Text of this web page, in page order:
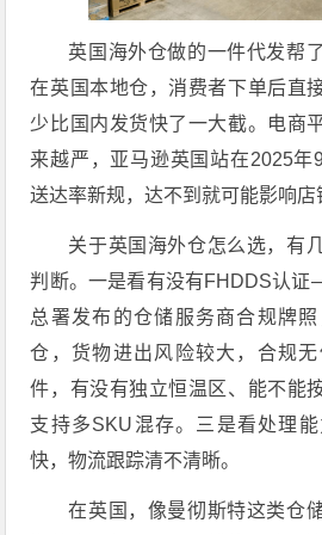
英国海外仓做的一件代发帮
在英国本地仓，消费者下单后直
少比国内发货快了一大截。电商
来越严，亚马逊英国站在2025年
送达率新规，达不到就可能影响店
关于英国海外仓怎么选，有
判断。一是看有没有FHDDS认
总署发布的仓储服务商合规牌
仓，货物进出风险较大，合规
件，有没有独立恒温区、能不能
支持多SKU混存。三是看处理
快，物流跟踪清不清晰。
在英国，像曼彻斯特这类仓